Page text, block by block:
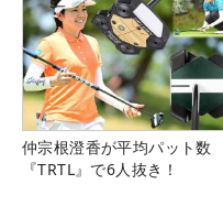
仲宗根澄香が平均パット数
『TRTL』で6人抜き！